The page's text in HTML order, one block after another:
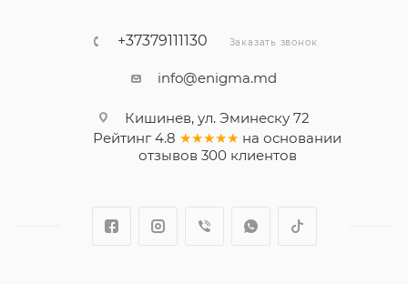
+37379111130 Заказать звонок
info@enigma.md
Кишинев, ул. Эминеску 72
Рейтинг 4.8 ★★★★★ на основании
отзывов 300клиентов